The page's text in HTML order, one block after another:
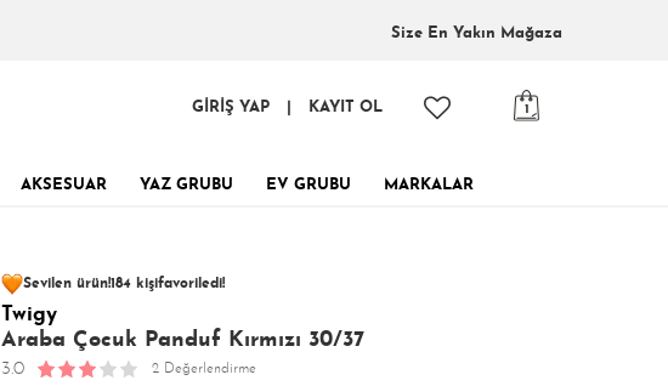
Size En Yakın Mağaza
1
GİRİŞ YAP KAYIT OL
AKSESUAR YAZ GRUBU EV GRUBU MARKALAR
Son 1 Günde
Son 24 Saatte
Twigy
Araba Çocuk Panduf Kırmızı 30/37
3.0 2 Değerlendirme